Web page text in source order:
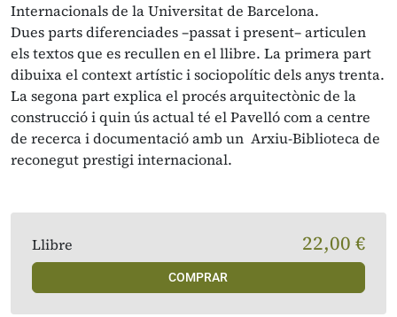
Internacionals de la Universitat de Barcelona.
Dues parts diferenciades –passat i present– articulen
els textos que es recullen en el llibre. La primera part
dibuixa el context artístic i sociopolític dels anys trenta.
La segona part explica el procés arquitectònic de la
construcció i quin ús actual té el Pavelló com a centre
de recerca i documentació amb un Arxiu-Biblioteca de
reconegut prestigi internacional.
Llibre 22,00 €
COMPRAR